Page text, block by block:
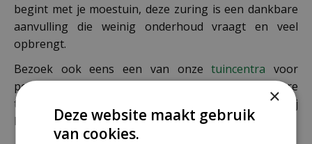
begint met je moestuin, deze zuring is een dankbare
aanvulling die weinig onderhoud vraagt en veel
opbrengt.
Bezoek ook eens een van onzetuincentra voor
persoonlijk advies over de teelt van kruiden en andere
tuinplanten. Onze medewerkers helpen je graag bij
het maken van de juiste keuzes voor jouw tuin.
×
Deze website maakt gebruik
van cookies.